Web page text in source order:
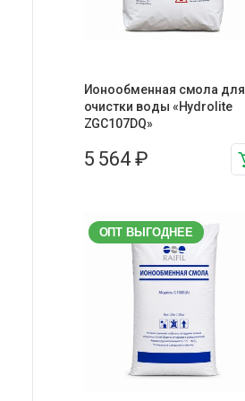
Ионообменная смола для
очистки воды «Hydrolite
ZGC107DQ»
5 564₽
ОПТ ВЫГОДНЕЕ